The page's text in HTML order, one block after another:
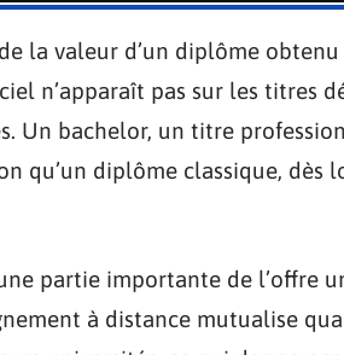
la valeur d’un diplôme obtenu
n’apparaît pas sur les titres
Un bachelor, un titre
qu’un diplôme classique, dès
partie importante de l’offre
à distance mutualise